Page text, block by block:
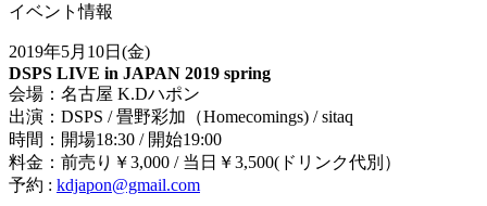
イベント情報
2019年5月 10日(金)
DSPS LIVE in JAPAN 2019 spring
会場：名古屋 K.Dハポン
出演： DSPS /畳野彩加（Homecomings) / sitaq
時間：開場18:30 / 開始19:00
料金：前売り￥3,000 / 当日￥3,500(ドリンク代別）
予約 : kdjapon@gmail.com